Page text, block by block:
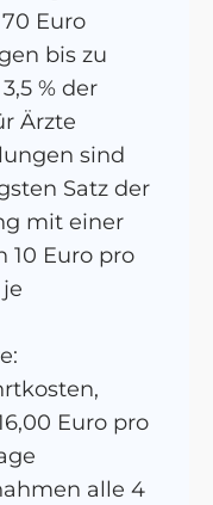
Euro
bis zu
% der
Ärzte
sind
Satz der
mit einer
10 Euro pro
Euro pro
alle 4